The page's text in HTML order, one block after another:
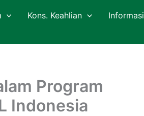
Kons. Keahlian Informasi
Program
Indonesia